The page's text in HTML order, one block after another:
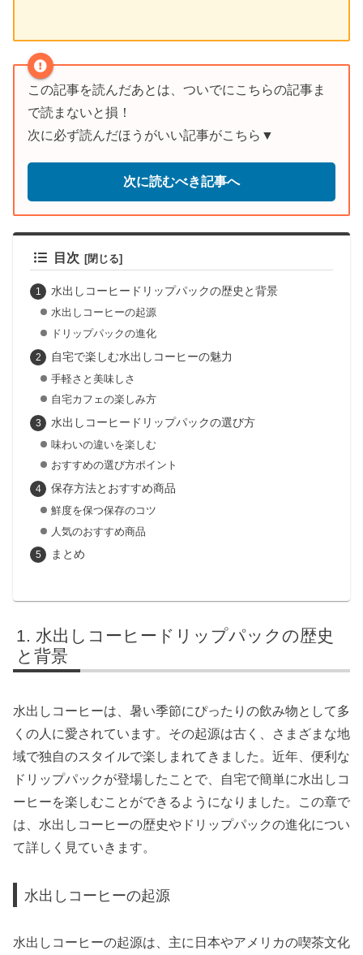
この記事を読んだあとは、ついでにこちらの記事ま
で読まないと損！
次に必ず読んだほうがいい記事がこちら▼
次に読むべき記事へ
目次
水出しコーヒードリップパックの歴史と背景
水出しコーヒーの起源
ドリップパックの進化
自宅で楽しむ水出しコーヒーの魅力
手軽さと美味しさ
自宅カフェの楽しみ方
水出しコーヒードリップパックの選び方
味わいの違いを楽しむ
おすすめの選び方ポイント
保存方法とおすすめ商品
鮮度を保つ保存のコツ
人気のおすすめ商品
まとめ
水出しコーヒードリップパックの歴史
と背景
水出しコーヒーは、暑い季節にぴったりの飲み物として多
くの人に愛されています。その起源は古く、さまざまな地
域で独自のスタイルで楽しまれてきました。近年、便利な
ドリップパックが登場したことで、自宅で簡単に水出しコ
ーヒーを楽しむことができるようになりました。この章で
は、水出しコーヒーの歴史やドリップパックの進化につい
て詳しく見ていきます。
水出しコーヒーの起源
水出しコーヒーの起源は、主に日本やアメリカの喫茶文化